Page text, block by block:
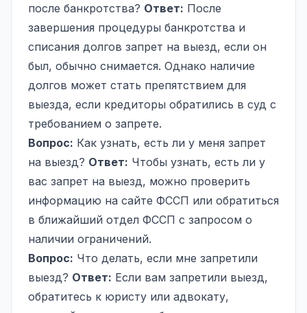
после банкротства? Ответ: После
завершения процедуры банкротства и
списания долгов запрет на выезд, если он
был, обычно снимается. Однако наличие
долгов может стать препятствием для
выезда, если кредиторы обратились в суд с
требованием о запрете.
Вопрос: Как узнать, есть ли у меня запрет
на выезд? Ответ: Чтобы узнать, есть ли у
вас запрет на выезд, можно проверить
информацию на сайте ФССП или обратиться
в ближайший отдел ФССП с запросом о
наличии ограничений.
Вопрос: Что делать, если мне запретили
выезд? Ответ: Если вам запретили выезд,
обратитесь к юристу или адвокату,